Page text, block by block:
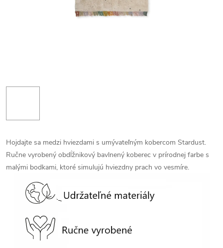
Hojdajte sa medzi hviezdami s umývateľným kobercom Stardust.
Ručne vyrobený obdĺžnikový bavlnený koberec v prírodnej farbe s
malými bodkami, ktoré simulujú hviezdny prach vo vesmíre.